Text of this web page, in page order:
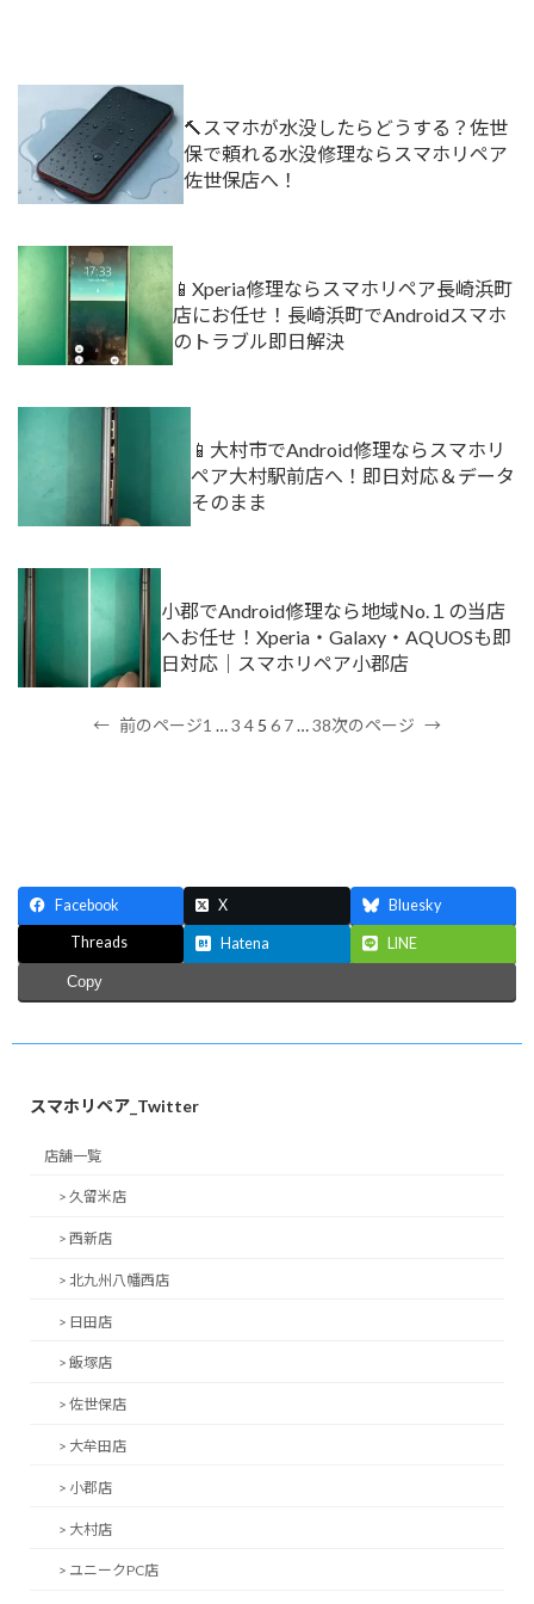
🔨スマホが水没したらどうする？佐世
保で頼れる水没修理ならスマホリペア
佐世保店へ！
📱Xperia修理ならスマホリペア長崎浜町
店にお任せ！長崎浜町でAndroidスマホ
のトラブル即日解決
📱大村市でAndroid修理ならスマホリ
ペア大村駅前店へ！即日対応＆データ
そのまま
小郡でAndroid修理なら地域No.１の当店
へお任せ！Xperia・Galaxy・AQUOSも即
日対応｜スマホリペア小郡店
← 前のページ1 …3 4 5 6 7…38次のページ →
Facebook X Bluesky
Threads Hatena LINE
Copy
スマホリペア_Twitter
店舗一覧
> 久留米店
> 西新店
> 北九州八幡西店
> 日田店
> 飯塚店
> 佐世保店
> 大牟田店
> 小郡店
> 大村店
> ユニークPC店